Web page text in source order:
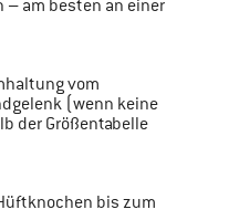
– am besten an einer
vom
(wenn keine
der Größentabelle
bis zum